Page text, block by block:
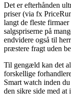
Det er efterhånden
priser (via fx
langt de fleste
salgspriserne på
endvidere også til
præstere fragt uden
Til gengæld kan det
forskellige
Smart watch inden
den sikre side med at